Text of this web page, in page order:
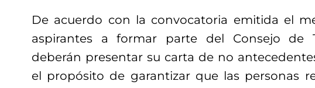
De acuerdo con la convocatoria emitida el
aspirantes a formar parte del Consejo de
deberán presentar su carta de no
el propósito de garantizar que las personas